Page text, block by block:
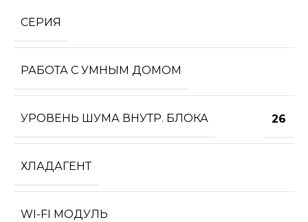
СЕРИЯ
РАБОТА С УМНЫМ ДОМОМ
УРОВЕНЬ ШУМА ВНУТР. БЛОКА 26
ХЛАДАГЕНТ
WI-FI МОДУЛЬ